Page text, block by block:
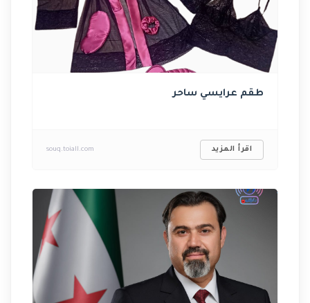
طقم عرايسي ساحر
souq.toiall.com اقرأ المزيد